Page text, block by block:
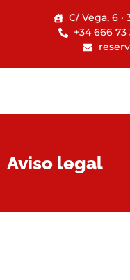
C/ Vega, 6 ·
+34 666 73
Aviso legal